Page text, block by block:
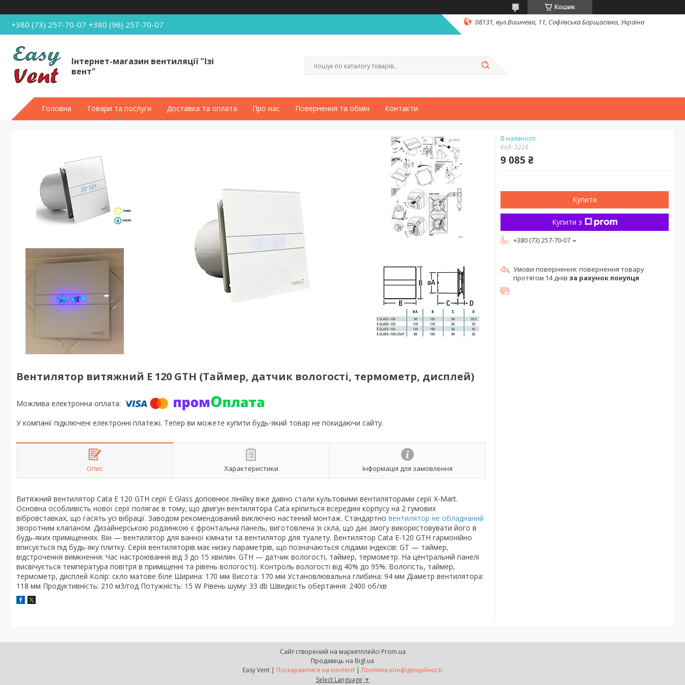
Кошик
+380 (73) 257-70-07 +380 (96) 257-70-07 08131, вул.Вишнева, 11, Софіївська Борщагівка, Україна
Інтернет-магазин вентиляції "Ізі
вент"
Головна Товари та послуги Доставка та оплата Про нас Повернення та обмін Контакти
Вентилятор витяжний E 120 GTH (Таймер, датчик вологості, термометр, дисплей)
У компанії підключені електронні платежі. Тепер ви можете купити будь-який товар не покидаючи сайту.
Опис Характеристики Інформація для замовлення
Витяжний вентилятор Cata E 120 GTH серії Е Glass доповнює лінійку вже давно стали культовими вентиляторами серії X-Mart.
Основна особливість нової серії полягає в тому, що двигун вентилятора Cata кріпиться всередині корпусу на 2 гумових
вібровставках, що гасять усі вібрації. Заводом рекомендований виключно настінний монтаж. Стандартно вентилятор не обладнаний
зворотним клапаном. Дизайнерською родзинкою є фронтальна панель, виготовлена зі скла, що дає змогу використовувати його в
будь-яких приміщеннях. Він — вентилятор для ванної кімнати та вентилятор для туалету. Вентилятор Cata E-120 GTH гармонійно
вписується під будь-яку плитку. Серія вентиляторів має низку параметрів, що позначаються слідами індексів: GT — таймер,
відстрочення вимкнення. Час настроювання від 3 до 15 хвилин. GTH — датчик вологості, таймер, термометр. На центральній панелі
висвічується температура повітря в приміщенні та рівень вологості). Контроль вологості від 40% до 95%. Вологість, таймер,
термометр, дисплей Колір: скло матове біле Ширина: 170 мм Висота: 170 мм Установлювальна глибина: 94 мм Діаметр вентилятора:
118 мм Продуктивність: 210 м3/год Потужність: 15 W Рівень шуму: 33 db Швидкість обертання: 2400 об/хв
В наявності
Код:3228
9 085 ₴
Купити
Купити з
+380 (73) 257-70-07
повернення товару
протягом 14 днів за рахунок покупця
Сайт створений на маркетплейсі Prom.ua
Продавець на Bigl.ua
Easy Vent | Поскаржитися на контент | Політика конфіденційності
Select Language ▼